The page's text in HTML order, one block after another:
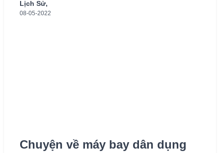
Lịch Sử,
08-05-2022
Chuyện về máy bay dân dụng